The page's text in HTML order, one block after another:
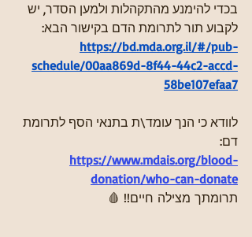
בכדי להימנע מהתקהלות ולמען הסדר, יש
לקבוע תור לתרומת הדם בקישור הבא:
https://bd.mda.org.il/#/pub-
schedule/00aa869d-8f44-44c2-accd-
58be107efaa7
לוודא כי הנך עומד\ת בתנאי הסף לתרומת
דם:
https://www.mdais.org/blood-
donation/who-can-donate
תרומתך מצילה חיים!! 🩸